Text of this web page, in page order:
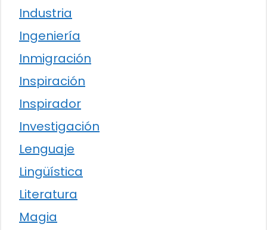
Industria
Ingeniería
Inmigración
Inspiración
Inspirador
Investigación
Lenguaje
Lingüística
Literatura
Magia